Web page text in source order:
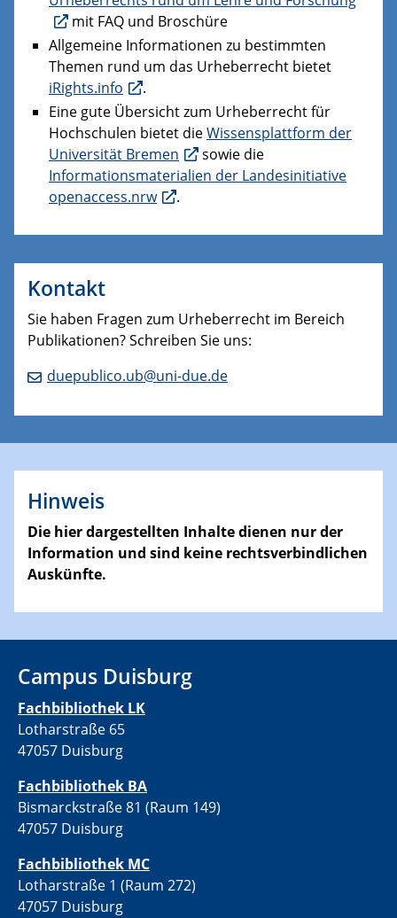
mit FAQ und Broschüre
Allgemeine Informationen zu bestimmten
Themen rund um das Urheberrecht bietet
iRights.info
.
Eine gute Übersicht zum Urheberrecht für
Hochschulen bietet dieWissensplattform der
Universität Bremen
sowie die
Informationsmaterialien der Landesinitiative
openaccess.nrw
.
Kontakt
Sie haben Fragen zum Urheberrecht im Bereich
Publikationen? Schreiben Sie uns:
duepublico.ub@uni-due.de
Hinweis
Die hier dargestellten Inhalte dienen nur der
Information und sind keine rechtsverbindlichen
Auskünfte.
Campus Duisburg
Fachbibliothek LK
Lotharstraße 65
47057 Duisburg
Fachbibliothek BA
Bismarckstraße 81 (Raum 149)
47057 Duisburg
Fachbibliothek MC
Lotharstraße 1 (Raum 272)
47057 Duisburg